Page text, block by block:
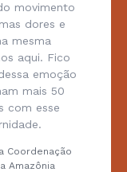
movimento
dores e
mesma
aqui. Fico
emoção
mais 50
com esse
Coordenação
Amazônia